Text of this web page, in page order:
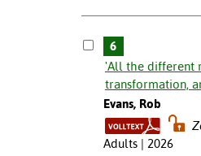
6
'All the different
transformation,
Evans, Rob
Adults | 2026